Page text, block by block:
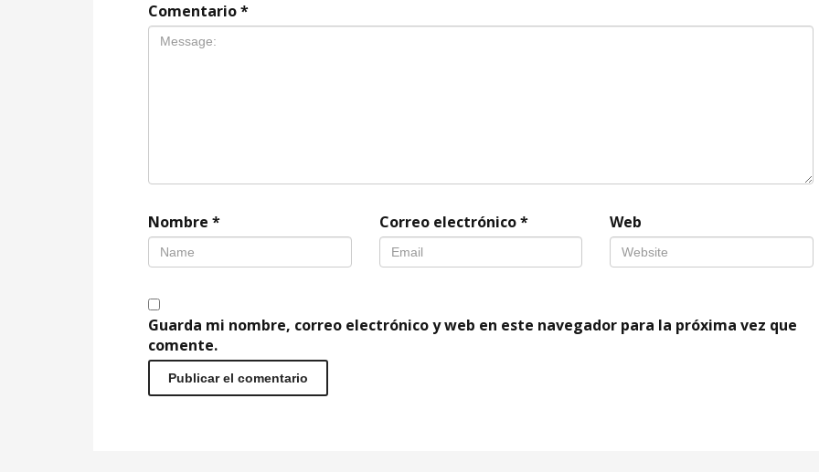
Comentario*
Nombre * Correo electrónico* Web
Guarda mi nombre, correo electrónico y web en este navegador para la próxima vez que
comente.